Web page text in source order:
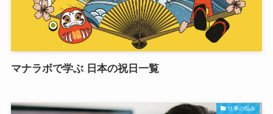
マナラボで学ぶ 日本の祝日一覧
仕事の悩み